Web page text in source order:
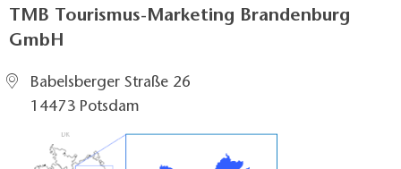
TMB Tourismus-Marketing Brandenburg
GmbH
Babelsberger Straße 26
14473 Potsdam